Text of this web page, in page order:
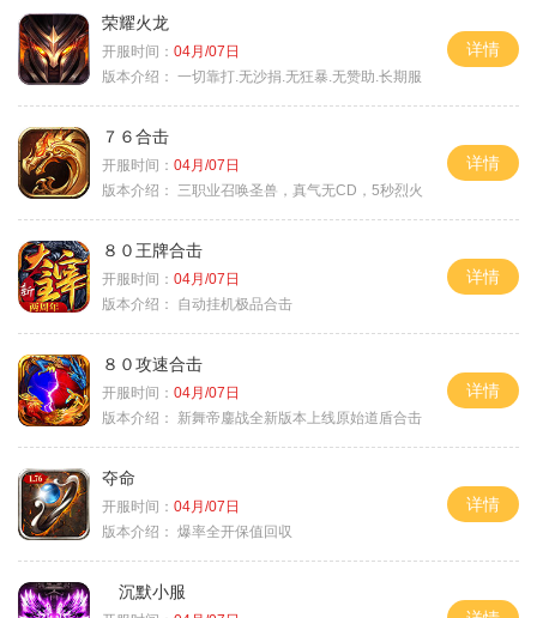
荣耀火龙
开服时间： 04月/07日
版本介绍： 一切靠打.无沙捐.无狂暴.无赞助.长期服
详情
７６合击
开服时间： 04月/07日
版本介绍：
三职业召唤圣兽，真气无CD，5秒烈火
详情
８０王牌合击
开服时间： 04月/07日
版本介绍：
自动挂机极品合击
详情
８０攻速合击
开服时间： 04月/07日
版本介绍：
新舞帝鏖战全新版本上线原始道盾合击
详情
夺命
开服时间： 04月/07日
版本介绍： 爆率全开保值回収
详情
沉默小服